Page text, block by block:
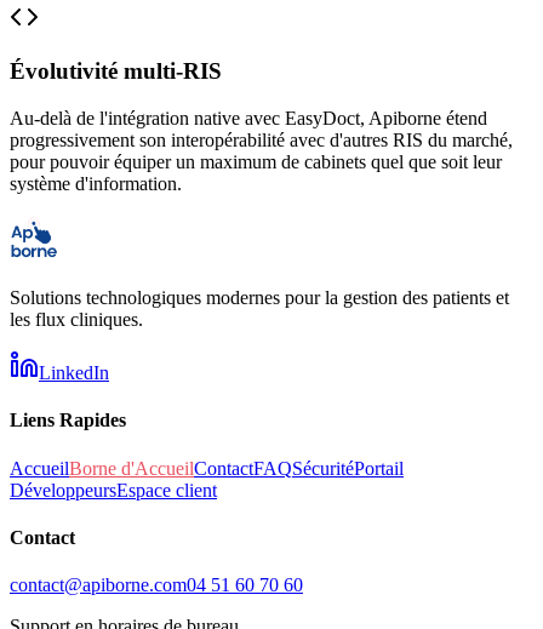
Évolutivité multi-RIS
Au-delà de l'intégration native avec EasyDoct, Apiborne étend
progressivement son interopérabilité avec d'autres RIS du marché,
pour pouvoir équiper un maximum de cabinets quel que soit leur
système d'information.
Solutions technologiques modernes pour la gestion des patients et
les flux cliniques.
LinkedIn
Liens Rapides
AccueilBorne d'AccueilContactFAQSécuritéPortail
DéveloppeursEspace client
Contact
contact@apiborne.com04 51 60 70 60